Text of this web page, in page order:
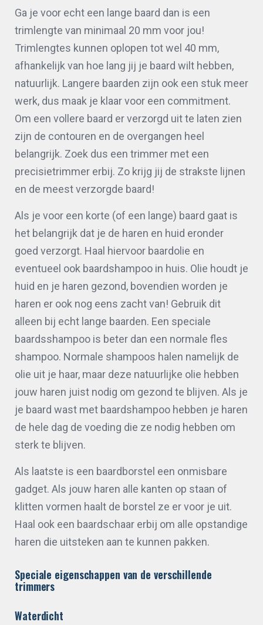
Ga je voor echt een lange baard dan is een
trimlengte van minimaal 20 mm voor jou!
Trimlengtes kunnen oplopen tot wel 40 mm,
afhankelijk van hoe lang jij je baard wilt hebben,
natuurlijk. Langere baarden zijn ook een stuk meer
werk, dus maak je klaar voor een commitment.
Om een vollere baard er verzorgd uit te laten zien
zijn de contouren en de overgangen heel
belangrijk. Zoek dus een trimmer met een
precisietrimmer erbij. Zo krijg jij de strakste lijnen
en de meest verzorgde baard!
Als je voor een korte (of een lange) baard gaat is
het belangrijk dat je de haren en huid eronder
goed verzorgt. Haal hiervoor baardolie en
eventueel ook baardshampoo in huis. Olie houdt je
huid en je haren gezond, bovendien worden je
haren er ook nog eens zacht van! Gebruik dit
alleen bij echt lange baarden. Een speciale
baardsshampoo is beter dan een normale fles
shampoo. Normale shampoos halen namelijk de
olie uit je haar, maar deze natuurlijke olie hebben
jouw haren juist nodig om gezond te blijven. Als je
je baard wast met baardshampoo hebben je haren
de hele dag de voeding die ze nodig hebben om
sterk te blijven.
Als laatste is een baardborstel een onmisbare
gadget. Als jouw haren alle kanten op staan of
klitten vormen haalt de borstel ze er voor je uit.
Haal ook een baardschaar erbij om alle opstandige
haren die uitsteken aan te kunnen pakken.
Speciale eigenschappen van de verschillende
trimmers
Waterdicht